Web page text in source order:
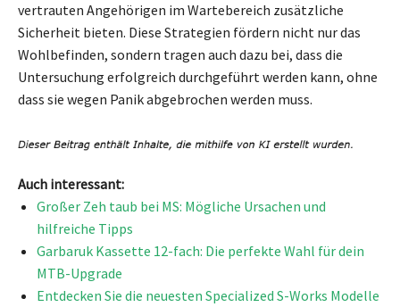
vertrauten Angehörigen im Wartebereich zusätzliche
Sicherheit bieten. Diese Strategien fördern nicht nur das
Wohlbefinden, sondern tragen auch dazu bei, dass die
Untersuchung erfolgreich durchgeführt werden kann, ohne
dass sie wegen Panik abgebrochen werden muss.
Auch interessant:
Großer Zeh taub bei MS: Mögliche Ursachen und
hilfreiche Tipps
Garbaruk Kassette 12-fach: Die perfekte Wahl für dein
MTB-Upgrade
Entdecken Sie die neuesten Specialized S-Works Modelle